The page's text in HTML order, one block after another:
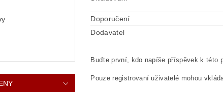
Doporučení
Dodavatel
Buďte první, kdo napíše příspěvek k této
Pouze registrovaní uživatelé mohou